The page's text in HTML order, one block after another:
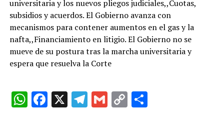
universitaria y los nuevos pliegos judiciales,,Cuotas,
subsidios y acuerdos. El Gobierno avanza con
mecanismos para contener aumentos en el gas y la
nafta,,Financiamiento en litigio. El Gobierno no se
mueve de su postura tras la marcha universitaria y
espera que resuelva la Corte
W F X T G C C